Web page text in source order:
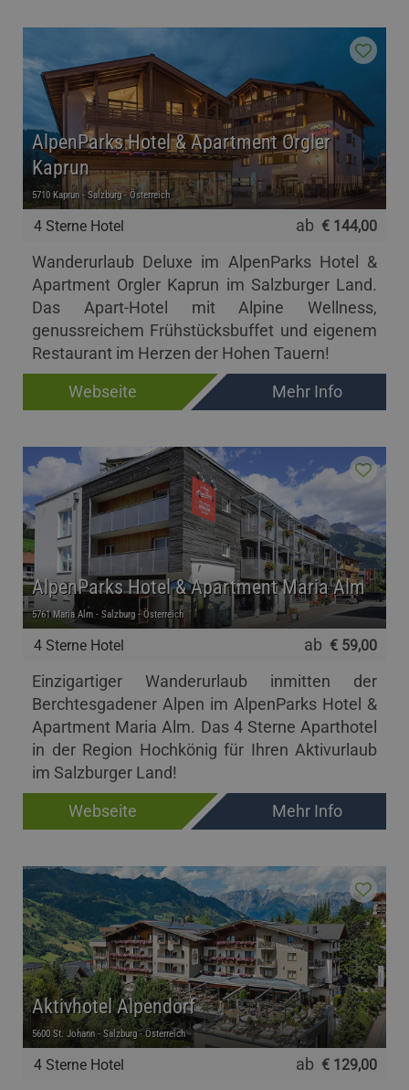
4 Sterne Hotel
AlpenParks Hotel & Apartment Orgler
Kaprun
5710 Kaprun - Salzburg - Österreich
ab € 144,00
Wanderurlaub Deluxe im AlpenParks Hotel &
Apartment Orgler Kaprun im Salzburger Land.
Das Apart-Hotel mit Alpine Wellness,
genussreichem Frühstücksbuffet und eigenem
Restaurant im Herzen der Hohen Tauern!
Webseite
Mehr Info
4 Sterne Hotel
AlpenParks Hotel & Apartment Maria Alm
5761 Maria Alm - Salzburg - Österreich
ab € 59,00
Einzigartiger Wanderurlaub inmitten der
Berchtesgadener Alpen im AlpenParks Hotel &
Apartment Maria Alm. Das 4 Sterne Aparthotel
in der Region Hochkönig für Ihren Aktivurlaub
im Salzburger Land!
Webseite
Mehr Info
4 Sterne Hotel
Aktivhotel Alpendorf
5600 St. Johann - Salzburg - Österreich
ab € 129,00